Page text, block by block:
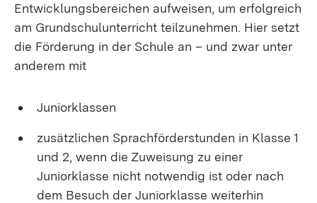
Entwicklungsbereichen aufweisen, um erfolgreich
am Grundschulunterricht teilzunehmen. Hier setzt
die Förderung in der Schule an – und zwar unter
anderem mit
Juniorklassen
zusätzlichen Sprachförderstunden in Klasse 1
und 2, wenn die Zuweisung zu einer
Juniorklasse nicht notwendig ist oder nach
dem Besuch der Juniorklasse weiterhin